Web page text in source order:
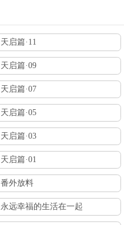
天启篇·11
天启篇·09
天启篇·07
天启篇·05
天启篇·03
天启篇·01
番外放料
永远幸福的生活在一起